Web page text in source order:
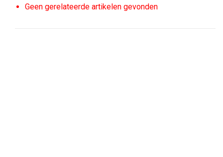
Geen gerelateerde artikelen gevonden